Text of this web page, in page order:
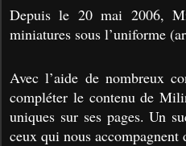
Depuis le 20 mai 2006,
miniatures sous l’uniforme
Avec l’aide de nombreux
compléter le contenu de
uniques sur ses pages. Un
ceux qui nous accompagnent